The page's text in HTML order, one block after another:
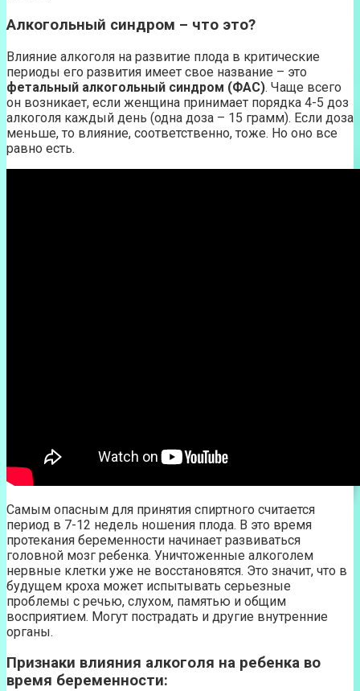
Алкогольный синдром – что это?
Влияние алкоголя на развитие плода в критические
периоды его развития имеет свое название – это
фетальный алкогольный синдром (ФАС). Чаще всего
он возникает, если женщина принимает порядка 4-5 доз
алкоголя каждый день (одна доза – 15 грамм). Если доза
меньше, то влияние, соответственно, тоже. Но оно все
равно есть.
Самым опасным для принятия спиртного считается
период в 7-12 недель ношения плода. В это время
протекания беременности начинает развиваться
головной мозг ребенка. Уничтоженные алкоголем
нервные клетки уже не восстановятся. Это значит, что в
будущем кроха может испытывать серьезные
проблемы с речью, слухом, памятью и общим
восприятием. Могут пострадать и другие внутренние
органы.
Признаки влияния алкоголя на ребенка во
время беременности: